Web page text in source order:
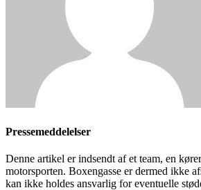
Pressemeddelelser
Denne artikel er indsendt af et team, en
motorsporten. Boxengasse er dermed ikke
kan ikke holdes ansvarlig for eventuelle